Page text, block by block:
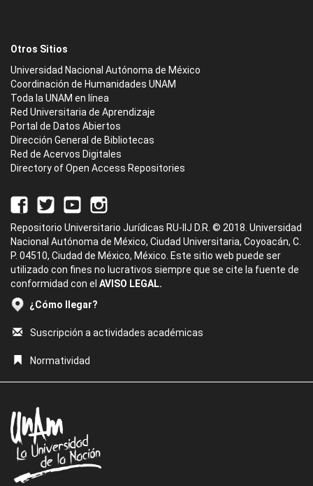
Otros Sitios
Universidad Nacional Autónoma de México
Coordinación de Humanidades UNAM
Toda la UNAM en línea
Red Universitaria de Aprendizaje
Portal de Datos Abiertos
Dirección General de Bibliotecas
Red de Acervos Digitales
Directory of Open Access Repositories
Repositorio Universitario Jurídicas RU-IIJ D.R. © 2018. Universidad
Nacional Autónoma de México, Ciudad Universitaria, Coyoacán, C.
P. 04510, Ciudad de México, México. Este sitio web puede ser
utilizado con fines no lucrativos siempre que se cite la fuente de
conformidad con el AVISO LEGAL.
¿Cómo llegar?
Suscripción a actividades académicas
Normatividad